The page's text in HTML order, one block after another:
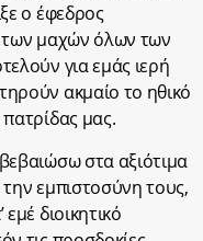
ο έφεδρος
των μαχών όλων των
για εμάς ιερή
ακμαίο το ηθικό
μας.
στα αξιότιμα
εμπιστοσύνη τους,
διοικητικό